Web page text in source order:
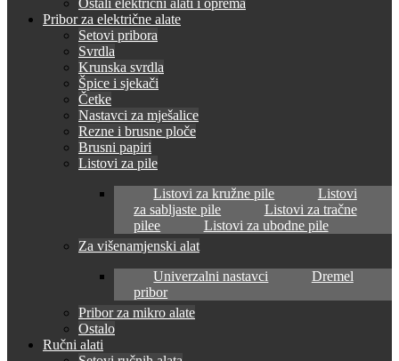
Pribor za električne alate
Setovi pribora
Svrdla
Krunska svrdla
Špice i sjekači
Četke
Nastavci za mješalice
Rezne i brusne ploče
Brusni papiri
Listovi za pile
Listovi za kružne pile
Listovi
za sabljaste pile
Listovi za tračne
pilee
Listovi za ubodne pile
Za višenamjenski alat
Univerzalni nastavci
Dremel
pribor
Pribor za mikro alate
Ostalo
Ručni alati